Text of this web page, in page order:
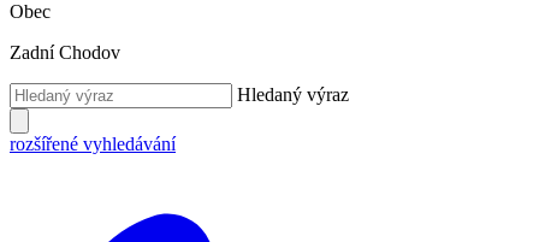
Obec
Zadní Chodov
Hledaný výraz
rozšířené vyhledávání